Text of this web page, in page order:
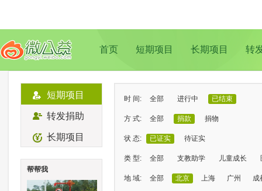
首页 短期项目 长期项目 转
短期项目
转发捐助
长期项目
帮帮我
时 间: 全部 进行中 已结束
方 式: 全部 捐款 捐物
状 态: 已证实 待证实
类 型: 全部 支教助学 儿童成长
地 域: 全部 北京 上海 广州 成